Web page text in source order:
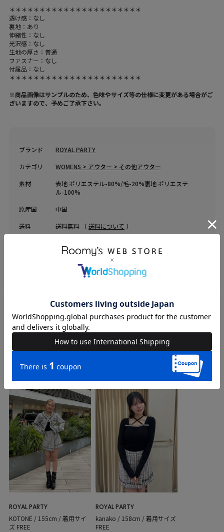
＊＊＊＊＊＊＊＊＊＊＊＊＊＊＊＊＊＊＊＊＊＊
透け感：なし
裏地：あり
伸縮性：なし
光沢感：なし
生地の厚さ：普通
ファスナー：なし
付属品：なし
＊＊＊＊＊＊＊＊＊＊＊＊＊＊＊＊＊＊＊＊＊＊
※商品画像はサンプルのため、色味やサイズ等の仕様に変更がある場合がご
ざいますので、予めご了承下さい。
ブランド
ROYAL PARTY
カテゴリ
WOMENS > アウター > その他アウター
素材
表地 ポリエステル-80%/毛-20%裏地 ポリエステ
ル-100%
原産国
中国
送料
送料無料 （ 送料について ）
コンパクトツイードジャケット
COORDINATE Instagram Post
ROYAL PARTY
KOTONE / 155cm / 着用サイ
ズ FREE
ROYAL PARTY
kanako / 158cm / 着用サイズ
FREE